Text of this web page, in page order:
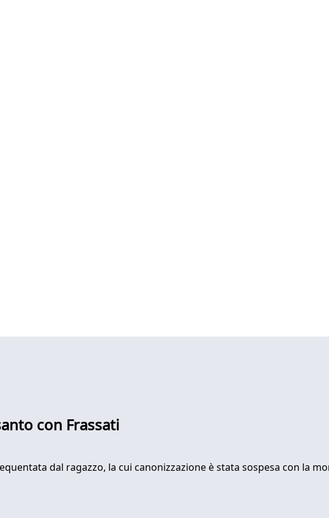
con Frassati
dal ragazzo, la cui canonizzazione è stata sospesa con la